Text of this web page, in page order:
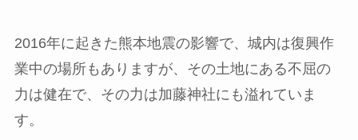
2016年に起きた熊本地震の影響で、城内は復興作
業中の場所もありますが、その土地にある不屈の
力は健在で、その力は加藤神社にも溢れていま
す。